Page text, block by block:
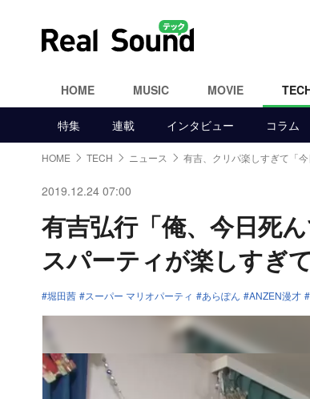
HOME MUSIC MOVIE
特集 連載 インタビュー コラム
HOME TECH ニュース 有吉、クリパ楽しすぎて「今
2019.12.24 07:00
有吉弘行「俺、今日死
スパーティが楽しすぎ
堀田茜 スーパー マリオパーティ あらぽん ANZEN漫才